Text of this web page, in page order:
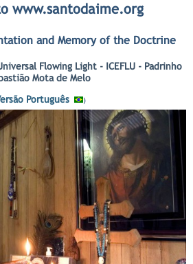
www.santodaime.org
and Memory of the Doctrine
Flowing Light - ICEFLU - Padrinho
Mota de Melo
Português )